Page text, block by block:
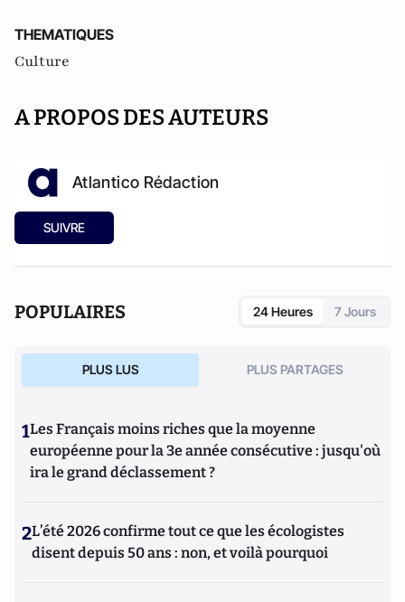
THEMATIQUES
Culture
A PROPOS DES AUTEURS
Atlantico Rédaction
SUIVRE
POPULAIRES 24 Heures 7 Jours
PLUS LUS PLUS PARTAGES
1Les Français moins riches que la moyenne
européenne pour la 3e année consécutive : jusqu'où
ira le grand déclassement ?
2L’été 2026 confirme tout ce que les écologistes
disent depuis 50 ans : non, et voilà pourquoi